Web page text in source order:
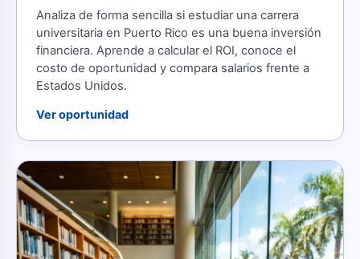
Analiza de forma sencilla si estudiar una carrera
universitaria en Puerto Rico es una buena inversión
financiera. Aprende a calcular el ROI, conoce el
costo de oportunidad y compara salarios frente a
Estados Unidos.
Ver oportunidad